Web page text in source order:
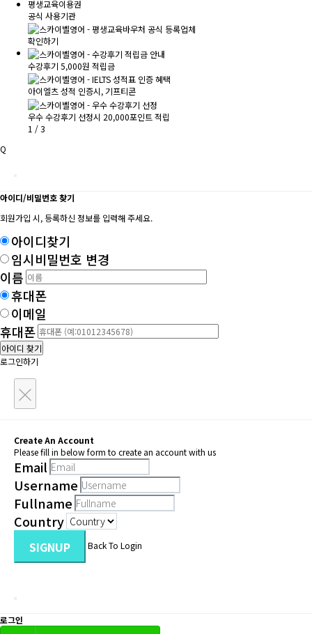
평생교육이용권
공식 사용기관
확인하기
수강후기 5,000원 적립금
아이엘츠 성적 인증시, 기프티콘
우수 수강후기 선정시 20,000포인트 적립
1 /3
Q
아이디/비밀번호 찾기
회원가입 시, 등록하신 정보를 입력해 주세요.
아이디찾기
임시비밀번호 변경
이름
휴대폰
이메일
휴대폰
아이디 찾기
로그인하기
×
Create An Account
Please fill in below form to create an account with us
Email
Username
Fullname
Country
SIGNUP Back To Login
로그인